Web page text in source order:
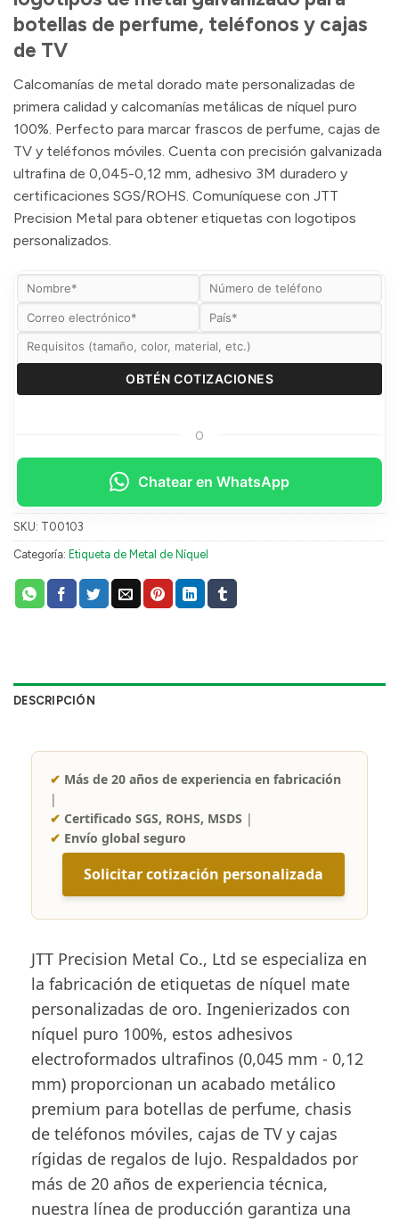
botellas de perfume, teléfonos y cajas
de TV
Calcomanías de metal dorado mate personalizadas de
primera calidad y calcomanías metálicas de níquel puro
100%. Perfecto para marcar frascos de perfume, cajas de
TV y teléfonos móviles. Cuenta con precisión galvanizada
ultrafina de 0,045-0,12 mm, adhesivo 3M duradero y
certificaciones SGS/ROHS. Comuníquese con JTT
Precision Metal para obtener etiquetas con logotipos
personalizados.
O
Chatear en WhatsApp
SKU: T00103
Categoría: Etiqueta de Metal de Níquel
DESCRIPCIÓN
✔ Más de 20 años de experiencia en fabricación
|
✔ Certificado SGS, ROHS, MSDS |
✔ Envío global seguro
Solicitar cotización personalizada
JTT Precision Metal Co., Ltd se especializa en
la fabricación de etiquetas de níquel mate
personalizadas de oro. Ingenierizados con
níquel puro 100%, estos adhesivos
electroformados ultrafinos (0,045 mm - 0,12
mm) proporcionan un acabado metálico
premium para botellas de perfume, chasis
de teléfonos móviles, cajas de TV y cajas
rígidas de regalos de lujo. Respaldados por
más de 20 años de experiencia técnica,
nuestra línea de producción garantiza una